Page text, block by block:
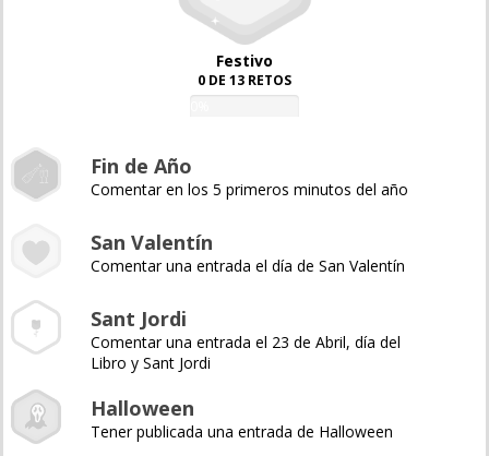
Festivo
0 DE 13 RETOS
Fin de Año
Comentar en los 5 primeros minutos del año
San Valentín
Comentar una entrada el día de San Valentín
Sant Jordi
Comentar una entrada el 23 de Abril, día del
Libro y Sant Jordi
Halloween
Tener publicada una entrada de Halloween